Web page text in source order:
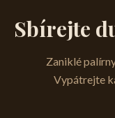
Sbírejte
Zaniklé
Vypátrejte